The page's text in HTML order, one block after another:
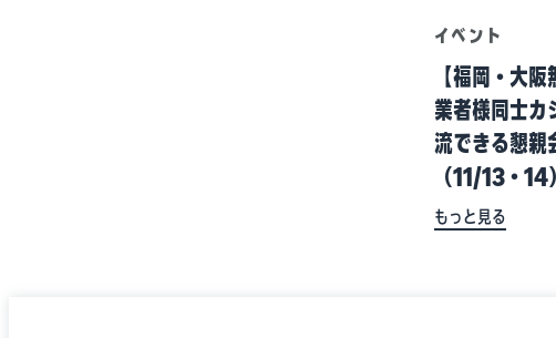
イベント
【福岡・大
業者様同士カ
流できる懇親
（11/13・14）
もっと見る